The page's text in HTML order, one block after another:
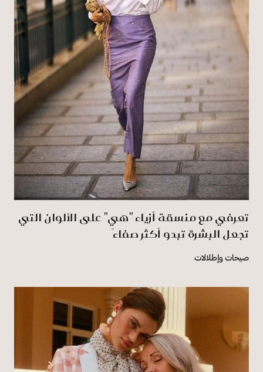
تعرفي مع منسقة أزياء "هي" على الألوان التي
تجعل البشرة تبدو أكثر صفاءً
صيحات وإطلالات